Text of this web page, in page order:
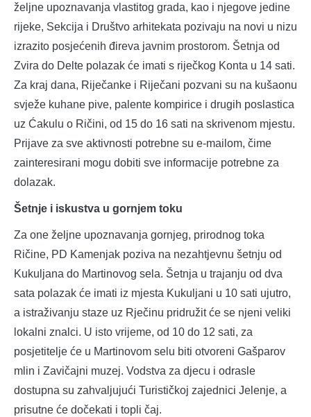
željne upoznavanja vlastitog grada, kao i njegove jedine
rijeke, Sekcija i Društvo arhitekata pozivaju na novi u nizu
izrazito posjećenih đireva javnim prostorom. Šetnja od
Zvira do Delte polazak će imati s riječkog Konta u 14 sati.
Za kraj dana, Riječanke i Riječani pozvani su na kušaonu
svježe kuhane pive, palente kompirice i drugih poslastica
uz Ćakulu o Ričini, od 15 do 16 sati na skrivenom mjestu.
Prijave za sve aktivnosti potrebne su e-mailom, čime
zainteresirani mogu dobiti sve informacije potrebne za
dolazak.
Šetnje i iskustva u gornjem toku
Za one željne upoznavanja gornjeg, prirodnog toka
Ričine, PD Kamenjak poziva na nezahtjevnu šetnju od
Kukuljana do Martinovog sela. Šetnja u trajanju od dva
sata polazak će imati iz mjesta Kukuljani u 10 sati ujutro,
a istraživanju staze uz Rječinu pridružit će se njeni veliki
lokalni znalci. U isto vrijeme, od 10 do 12 sati, za
posjetitelje će u Martinovom selu biti otvoreni Gašparov
mlin i Zavičajni muzej. Vodstva za djecu i odrasle
dostupna su zahvaljujući Turističkoj zajednici Jelenje, a
prisutne će dočekati i topli čaj.